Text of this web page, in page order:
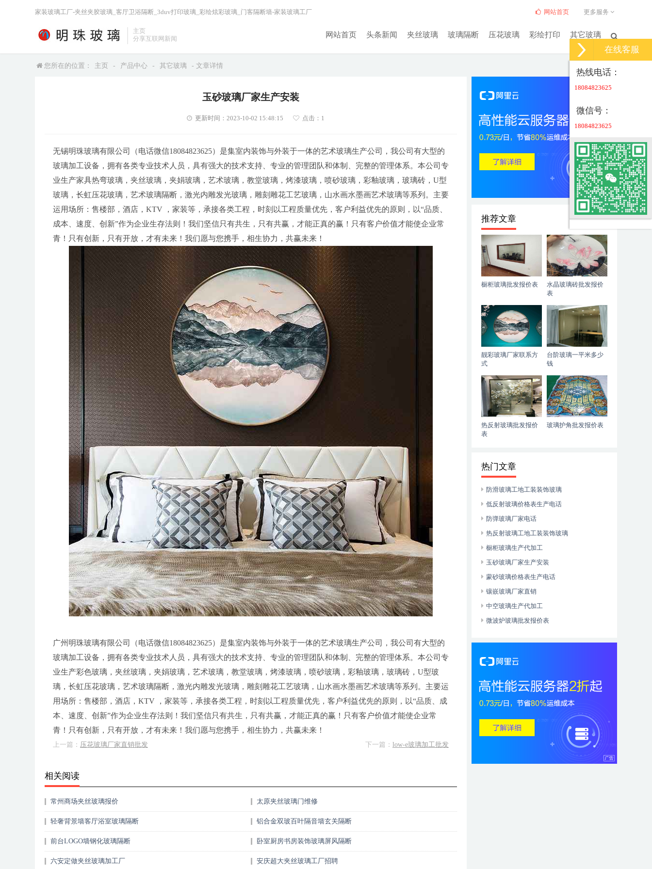
主页
分享互联网新闻
网站首页 头条新闻 夹丝玻璃 玻璃隔断 压花玻璃 彩绘打印 其它玻璃
网站首页 更多服务
家装玻璃工厂-夹丝夹胶玻璃_客厅卫浴隔断_3duv打印玻璃_彩绘炫彩玻璃_门客隔断墙-家装玻璃工厂
您所在的位置： 主页 - 产品中心 - 其它玻璃 - 文章详情
玉砂玻璃厂家生产安装
更新时间：2023-10-02 15:48:15 点击：1
无锡明珠玻璃有限公司（电话微信18084823625）是集室内装饰与外装于一体的艺术玻璃生产公司，我公司有大型的
玻璃加工设备，拥有各类专业技术人员，具有强大的技术支持、专业的管理团队和体制、完整的管理体系。本公司专
业生产家具热弯玻璃，夹丝玻璃，夹娟玻璃，艺术玻璃，教堂玻璃，烤漆玻璃，喷砂玻璃，彩釉玻璃，玻璃砖，U型
玻璃，长虹压花玻璃，艺术玻璃隔断，激光内雕发光玻璃，雕刻雕花工艺玻璃，山水画水墨画艺术玻璃等系列。主要
运用场所：售楼部，酒店，KTV ，家装等，承接各类工程，时刻以工程质量优先，客户利益优先的原则，以“品质、
成本、速度、创新”作为企业生存法则！我们坚信只有共生，只有共赢，才能正真的赢！只有客户价值才能使企业常
青！只有创新，只有开放，才有未来！我们愿与您携手，相生协力，共赢未来！
广州明珠玻璃有限公司（电话微信18084823625）是集室内装饰与外装于一体的艺术玻璃生产公司，我公司有大型的
玻璃加工设备，拥有各类专业技术人员，具有强大的技术支持、专业的管理团队和体制、完整的管理体系。本公司专
业生产彩色玻璃，夹丝玻璃，夹娟玻璃，艺术玻璃，教堂玻璃，烤漆玻璃，喷砂玻璃，彩釉玻璃，玻璃砖，U型玻
璃，长虹压花玻璃，艺术玻璃隔断，激光内雕发光玻璃，雕刻雕花工艺玻璃，山水画水墨画艺术玻璃等系列。主要运
用场所：售楼部，酒店，KTV ，家装等，承接各类工程，时刻以工程质量优先，客户利益优先的原则，以“品质、成
本、速度、创新”作为企业生存法则！我们坚信只有共生，只有共赢，才能正真的赢！只有客户价值才能使企业常
青！只有创新，只有开放，才有未来！我们愿与您携手，相生协力，共赢未来！
上一篇： 压花玻璃厂家直销批发 下一篇： low-e玻璃加工批发
相关阅读
常州商场夹丝玻璃报价 太原夹丝玻璃门维修
轻奢背景墙客厅浴室玻璃隔断 铝合金双玻百叶隔音墙玄关隔断
前台LOGO墙钢化玻璃隔断 卧室厨房书房装饰玻璃屏风隔断
六安定做夹丝玻璃加工厂 安庆超大夹丝玻璃工厂招聘
推荐文章
橱柜玻璃批发报价表
水晶玻璃砖批发报价
表
靓彩玻璃厂家联系方
式
台阶玻璃一平米多少
钱
热反射玻璃批发报价
表
玻璃护角批发报价表
热门文章
防滑玻璃工地工装装饰玻璃
低反射玻璃价格表生产电话
防弹玻璃厂家电话
热反射玻璃工地工装装饰玻璃
橱柜玻璃生产代加工
玉砂玻璃厂家生产安装
蒙砂玻璃价格表生产电话
镶嵌玻璃厂家直销
中空玻璃生产代加工
微波炉玻璃批发报价表
在线客服
热线电话：
18084823625
微信号：
18084823625